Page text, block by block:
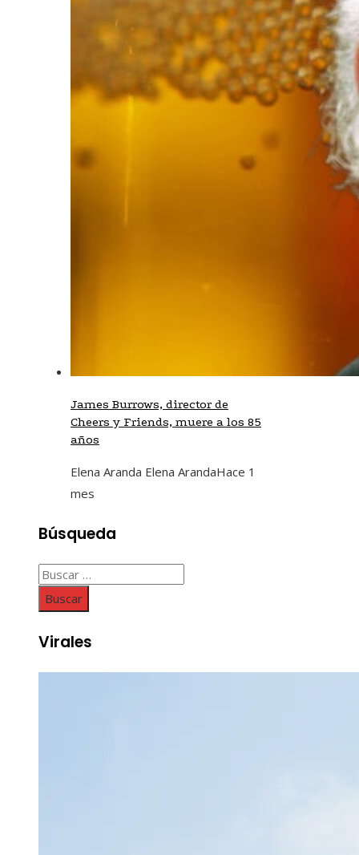
James Burrows, director de
Cheers y Friends, muere a los 85
años
Elena Aranda Elena ArandaHace 1
mes
Búsqueda
Buscar:
Virales